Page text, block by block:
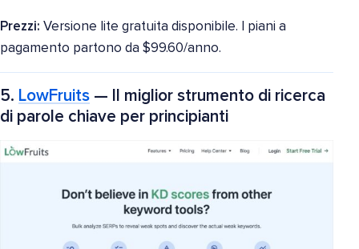
Prezzi: Versione lite gratuita disponibile. I piani a
pagamento partono da $99.60/anno.
5. LowFruits — Il miglior strumento di ricerca
di parole chiave per principianti